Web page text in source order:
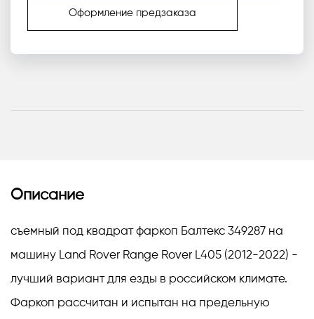
Оформление предзаказа
Описание
съемный под квадрат фаркоп Балтекс 349287 на
машину Land Rover Range Rover L405 (2012-2022) -
лучший вариант для езды в российском климате.
Фаркоп рассчитан и испытан на предельную